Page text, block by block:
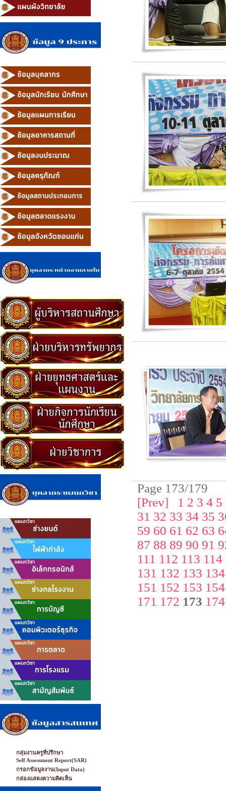
กลุ่มงานครูที่ปรึกษา
Self Assessment Report(SAR)
กรอกข้อมูลงาน(Input Data)
กล่องแสดงความคิดเห็น
Page 173/179
[Prev]
1 2 3 4 5
31 32 33 34 35
59 60 61 62 63
87 88 89 90 91
111 112 113 114
131 132 133 134
151 152 153 154
171 172 173 174